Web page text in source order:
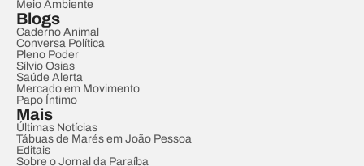
Meio Ambiente
Blogs
Caderno Animal
Conversa Política
Pleno Poder
Sílvio Osias
Saúde Alerta
Mercado em Movimento
Papo Íntimo
Mais
Últimas Notícias
Tábuas de Marés em João Pessoa
Editais
Sobre o Jornal da Paraíba